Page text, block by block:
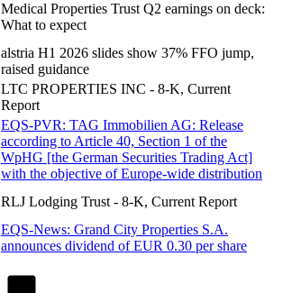
Medical Properties Trust Q2 earnings on deck:
What to expect
alstria H1 2026 slides show 37% FFO jump,
raised guidance
LTC PROPERTIES INC - 8-K, Current
Report
EQS-PVR: TAG Immobilien AG: Release
according to Article 40, Section 1 of the
WpHG [the German Securities Trading Act]
with the objective of Europe-wide distribution
RLJ Lodging Trust - 8-K, Current Report
EQS-News: Grand City Properties S.A.
announces dividend of EUR 0.30 per share